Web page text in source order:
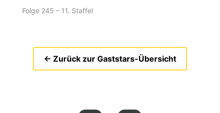
Folge 245 – 11. Staffel
← Zurück zur Gaststars-Übersicht